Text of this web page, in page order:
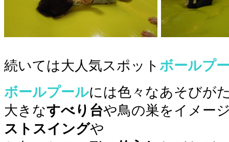
続いては大人気スポット ボールプ
ボールプールには色々なあそびが
大きなすべり台や鳥の巣をイメー
ストスイングや